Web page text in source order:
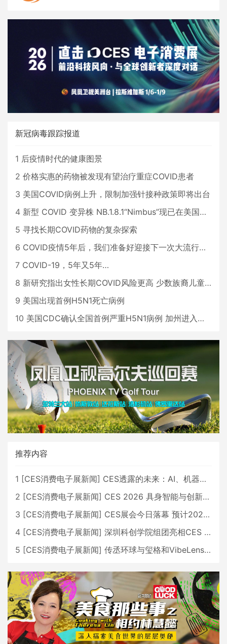
新冠病毒跟踪报道
1 后疫情时代的健康图景
2 价格实惠的药物被发现有望治疗重症COVID患者
3 美国COVID病例上升，限制加强针接种政策即将出台
4 新型 COVID 变异株 NB.1.8.1“Nimbus”现已在美国占据主导地位
5 寻找长期COVID药物的复杂探索
6 COVID疫情5年后，我们准备好迎接下一次大流行了吗？
7 COVID-19，5年又5年…
8 新研究指出女性长期COVID风险更高 少数族裔儿童存在差异
9 美国出现首例H5N1死亡病例
10 美国CDC确认全国首例严重H5N1病例 加州进入紧急状态
推荐内容
1 [CES消费电子展新闻] CES透露的未来：AI、机器人与智能生活大爆发
2 [CES消费电子展新闻] CES 2026 具身智能与创新领域 中国公司大放异彩
3 [CES消费电子展新闻] CES展会今日落幕 预计2026行业收入将超五千亿美元
4 [CES消费电子展新闻] 深圳科创学院组团亮相CES 广受好评
5 [CES消费电子展新闻] 传丞环球与玺格和VibeLens共同推出全新耳机